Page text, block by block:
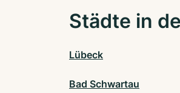
Städte in
Lübeck
Bad Schwartau